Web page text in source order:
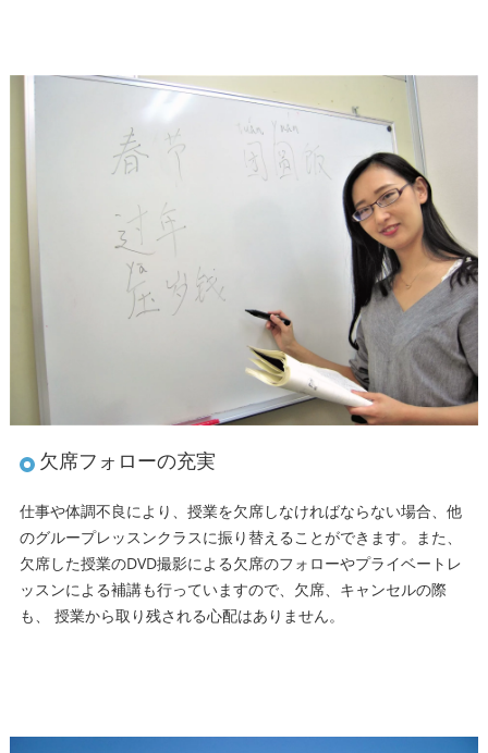
欠席フォローの充実
仕事や体調不良により、授業を欠席しなければならない場合、他
のグループレッスンクラスに振り替えることができます。また、
欠席した授業のDVD撮影による欠席のフォローやプライベートレ
ッスンによる補講も行っていますので、欠席、キャンセルの際
も、 授業から取り残される心配はありません。